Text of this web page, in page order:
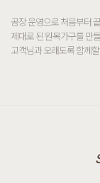
공장 운영으로 처음부터
제대로 된 원목가구를 만
고객님과 오래도록 함께